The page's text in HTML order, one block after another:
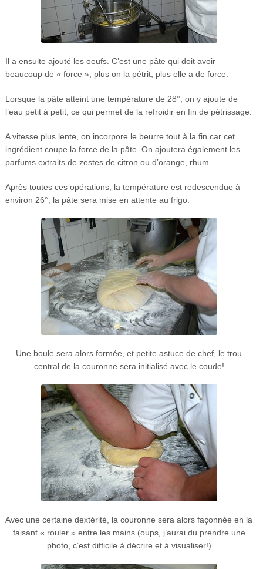
Il a ensuite ajouté les oeufs. C’est une pâte qui doit avoir
beaucoup de « force », plus on la pétrit, plus elle a de force.
Lorsque la pâte atteint une température de 28°, on y ajoute de
l’eau petit à petit, ce qui permet de la refroidir en fin de pétrissage.
A vitesse plus lente, on incorpore le beurre tout à la fin car cet
ingrédient coupe la force de la pâte. On ajoutera également les
parfums extraits de zestes de citron ou d’orange, rhum…
Après toutes ces opérations, la température est redescendue à
environ 26°; la pâte sera mise en attente au frigo.
Une boule sera alors formée, et petite astuce de chef, le trou
central de la couronne sera initialisé avec le coude!
Avec une certaine dextérité, la couronne sera alors façonnée en la
faisant « rouler » entre les mains (oups, j’aurai du prendre une
photo, c’est difficile à décrire et à visualiser!)